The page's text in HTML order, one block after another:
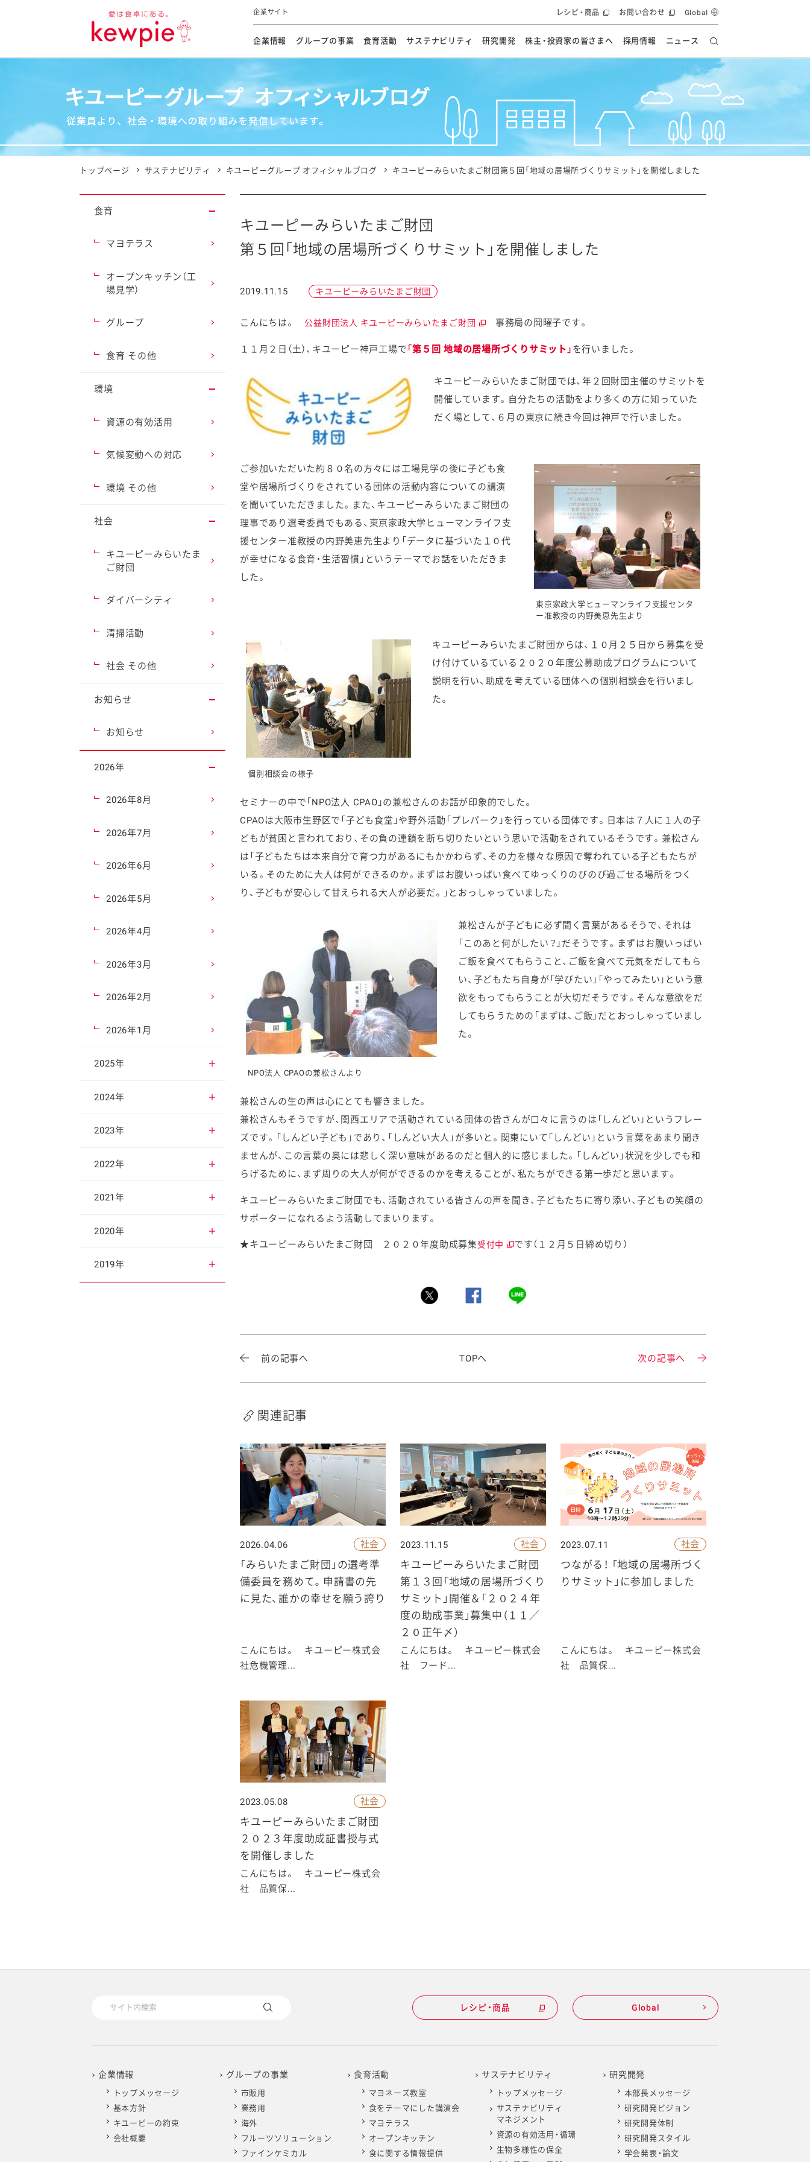
企業サイト
企業情報
トップメッセージ
グループの事業
市販用
ファインケミカル
食育活動
食育活動方針
食をテーマにした講演会 オープンキッチン（工場見学） マヨテラス（見学施設）
海外における食育活動 食に関する情報提供
オフィシャルブログ
サステナビリティ
トップメッセージ
気候変動への対応 生物多様性の保全 食と健康への貢献
持続可能な調達 ガバナンス
各種報告書
イニシアチブ・加盟団体 社会・環境活動の歴史
キユーピーグループ
統合報告書
研究開発
本部長メッセージ
技術ソリューション 研究開発スタイル 学会発表・論文 イノベーションストーリー
株主・投資家の皆さまへ
個人投資家の皆さまへ
IRライブラリ 株式情報 IRカレンダー
IRよくあるご質問 ディスクロージャーポリシー 電子公告 統合報告書
採用情報 ニュース
レシピ・商品
体験・エンタメ
お客様相談室 業務用商品 病院・施設用商品
ファインケミカル
お問い合わせ Global
キユーピーみらいたまご財団
第５回「地域の居場所づくりサミット」を開催しました
2019.11.15 キユーピーみらいたまご財団
こんにちは。 公益財団法人 キユーピーみらいたまご財団 事務局の岡曜子です。
１１月２日（土）、キユーピー神戸工場で 「第５回 地域の居場所づくりサミット」 を行いました。
キユーピーみらいたまご財団では、年２回財団主催のサミットを
開催しています。自分たちの活動をより多くの方に知っていた
だく場として、６月の東京に続き今回は神戸で行いました。
東京家政大学ヒューマンライフ支援センタ
ー准教授の内野美恵先生より
ご参加いただいた約８０名の方々には工場見学の後に子ども食
堂や居場所づくりをされている団体の活動内容についての講演
を聞いていただきました。また、キユーピーみらいたまご財団の
理事であり選考委員でもある、東京家政大学ヒューマンライフ支
援センター准教授の内野美恵先生より「データに基づいた１０代
が幸せになる食育・生活習慣」というテーマでお話をいただきま
した。
個別相談会の様子
キユーピーみらいたまご財団からは、１０月２５日から募集を受
け付けているている２０２０年度公募助成プログラムについて
説明を行い、助成を考えている団体への個別相談会を行いまし
た。
セミナーの中で「NPO法人 CPAO」の兼松さんのお話が印象的でした。
CPAOは大阪市生野区で「子ども食堂」や野外活動「プレパーク」を行っている団体です。日本は７人に１人の子
どもが貧困と言われており、その負の連鎖を断ち切りたいという思いで活動をされているそうです。兼松さん
は「子どもたちは本来自分で育つ力があるにもかかわらず、その力を様々な原因で奪われている子どもたちが
いる。そのために大人は何ができるのか。まずはお腹いっぱい食べてゆっくりのびのび過ごせる場所をつく
り、子どもが安心して甘えられる大人が必要だ。」とおっしゃっていました。
NPO法人 CPAOの兼松さんより
兼松さんが子どもに必ず聞く言葉があるそうで、それは
「このあと何がしたい？」だそうです。まずはお腹いっぱい
ご飯を食べてもらうこと、ご飯を食べて元気をだしてもら
い、子どもたち自身が「学びたい」「やってみたい」という意
欲をもってもらうことが大切だそうです。そんな意欲をだ
してもらうための「まずは、ご飯」だとおっしゃっていまし
た。
兼松さんの生の声は心にとても響きました。
兼松さんもそうですが、関西エリアで活動されている団体の皆さんが口々に言うのは「しんどい」というフレー
ズです。「しんどい子ども」であり、「しんどい大人」が多いと。関東にいて「しんどい」という言葉をあまり聞き
ませんが、この言葉の奥には悲しく深い意味があるのだと個人的に感じました。「しんどい」状況を少しでも和
らげるために、まず周りの大人が何ができるのかを考えることが、私たちができる第一歩だと思います。
キユーピーみらいたまご財団でも、活動されている皆さんの声を聞き、子どもたちに寄り添い、子どもの笑顔の
サポーターになれるよう活動してまいります。
★キユーピーみらいたまご財団 ２０２０年度助成募集受付中 です（１２月５日締め切り）
前の記事へ TOPへ 次の記事へ
関連記事
社会
2026.04.06
「みらいたまご財団」の選考準
備委員を務めて。申請書の先
に見た、誰かの幸せを願う誇り
こんにちは。 キユーピー株式会
社危機管理...
社会
2023.11.15
キユーピーみらいたまご財団
第１３回「地域の居場所づくり
サミット」開催＆「２０２４年
度の助成事業」募集中（１１／
２０正午〆）
こんにちは。 キユーピー株式会
社 フード...
社会
2023.07.11
つながる！ 「地域の居場所づく
りサミット」に参加しました
こんにちは。 キユーピー株式会
社 品質保...
社会
2023.05.08
キユーピーみらいたまご財団
２０２３年度助成証書授与式
を開催しました
こんにちは。 キユーピー株式会
社 品質保...
食育
マヨテラス
オープンキッチン（工
場見学）
グループ
食育 その他
環境
資源の有効活用
気候変動への対応
環境 その他
社会
キユーピーみらいたま
ご財団
ダイバーシティ
清掃活動
社会 その他
お知らせ
お知らせ
2026年
2026年8月
2026年7月
2026年6月
2026年5月
2026年4月
2026年3月
2026年2月
2026年1月
2025年
2025年12月
2025年11月
2025年10月
2025年9月
2025年8月
2025年7月
2024年
2024年12月
2024年11月
2024年10月
2024年9月
2024年8月
2023年
2023年12月
2023年11月
2023年10月
2023年9月
2022年
2022年12月
2022年11月
2022年10月
2021年
2021年12月
2021年11月
2020年
2020年12月
2019年
トップページ サステナビリティ キユーピーグループ オフィシャルブログ キユーピーみらいたまご財団第５回「地域の居場所づくりサミット」を開催しました
レシピ・商品 Global
企業情報
トップメッセージ
基本方針
キユーピーの約束
会社概要
グループの事業
市販用
業務用
海外
フルーツソリューション
ファインケミカル
食育活動
マヨネーズ教室
食をテーマにした講演会
マヨテラス
オープンキッチン
食に関する情報提供
サステナビリティ
トップメッセージ
サステナビリティ
マネジメント
資源の有効活用・循環
生物多様性の保全
研究開発
本部長メッセージ
研究開発ビジョン
研究開発体制
研究開発スタイル
学会発表・論文